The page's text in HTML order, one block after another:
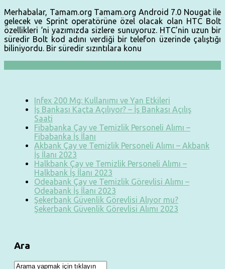
Merhabalar, Tamam.org Tamam.org Android 7.0 Nougat ile
gelecek ve Sprint operatörüne özel olacak olan HTC Bolt
özellikleri ‘ni yazımızda sizlere sunuyoruz. HTC’nin uzun bir
süredir Bolt kod adını verdiği bir telefon üzerinde çalıştığı
biliniyordu. Bir süredir sızıntılara konu
Infex 200 Mg: Kullanımı ve Yan Etkileri
İş Bankası Kaçta Açılıyor? – İş Bankası Açılış
Saati
Fibabanka Çay ve Temizlik Personeli Alımı –
Fibabanka İş İlanı
Akbank Çay ve Temizlik Personeli Alımı – Akbank
İş İlanı 2023
Halkbank Çay ve Temizlik Personeli Alımı –
Halkbank İş İlanı 2023
Odeabank Çay ve Temizlik Görevlisi Alımı –
Odeabank İş İlanı 2023
Şekerbank Güvenlik Görevlisi Alıyor mu?
Şekerbank Güvenlik Görevlisi Alımı 2023
Ara